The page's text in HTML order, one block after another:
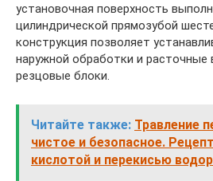
установочная поверхность
цилиндрической прямозубой
конструкция позволяет
наружной обработки и расточные
резцовые блоки.
Читайте также: Травление
чистое и безопасное.
кислотой и перекисью